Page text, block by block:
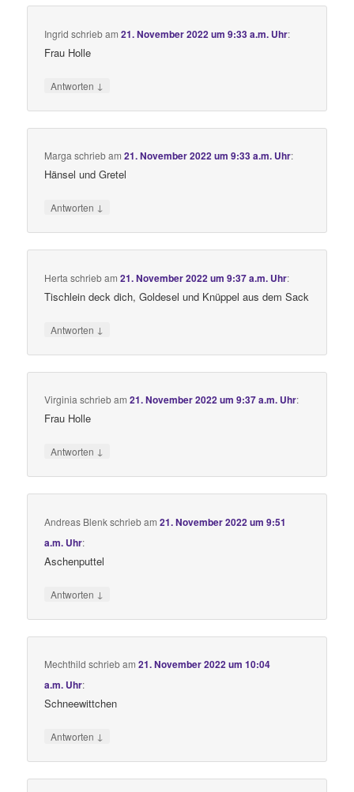
Ingrid schriebam21. November 2022 um 9:33 a.m. Uhr:
Frau Holle
Antworten ↓
Marga schriebam21. November 2022 um 9:33 a.m. Uhr:
Hänsel und Gretel
Antworten ↓
Herta schriebam21. November 2022 um 9:37 a.m. Uhr:
Tischlein deck dich, Goldesel und Knüppel aus dem Sack
Antworten ↓
Virginia schriebam21. November 2022 um 9:37 a.m. Uhr:
Frau Holle
Antworten ↓
Andreas Blenkschriebam21. November 2022 um 9:51
a.m. Uhr:
Aschenputtel
Antworten ↓
Mechthild schriebam21. November 2022 um 10:04
a.m. Uhr:
Schneewittchen
Antworten ↓